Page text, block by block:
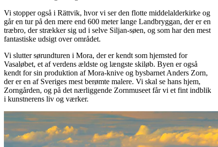
Vi stopper også i Rättvik, hvor vi ser den flotte middelalderkirke og
går en tur på den mere end 600 meter lange Landbryggan, der er en
træbro, der strækker sig ud i selve Siljan-søen, og som har den mest
fantastiske udsigt over området.
Vi slutter sørundturen i Mora, der er kendt som hjemsted for
Vasaløbet, et af verdens ældste og længste skiløb. Byen er også
kendt for sin produktion af Mora-knive og bysbarnet Anders Zorn,
der er en af Sveriges mest berømte malere. Vi skal se hans hjem,
Zorngården, og på det nærliggende Zornmuseet får vi et fint indblik
i kunstnerens liv og værker.